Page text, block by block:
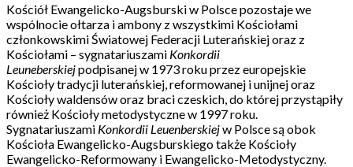
Kościół Ewangelicko-Augsburski w Polsce pozostaje we
wspólnocie ołtarza i ambony z wszystkimi Kościołami
członkowskimi Światowej Federacji Luterańskiej oraz z
Kościołami – sygnatariuszami Konkordii
Leuneberskiejpodpisanej w 1973 roku przez europejskie
Kościoły tradycji luterańskiej, reformowanej i unijnej oraz
Kościoły waldensów oraz braci czeskich, do której przystąpiły
również Kościoły metodystyczne w 1997 roku.
Sygnatariuszami Konkordii Leuenberskiejw Polsce są obok
Kościoła Ewangelicko-Augsburskiego także Kościoły
Ewangelicko-Reformowany i Ewangelicko-Metodystyczny.